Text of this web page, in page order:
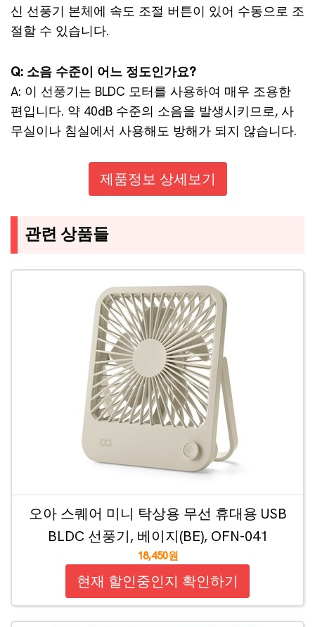
신 선풍기 본체에 속도 조절 버튼이 있어 수동으로 조
절할 수 있습니다.
Q: 소음 수준이 어느 정도인가요?
A: 이 선풍기는 BLDC 모터를 사용하여 매우 조용한
편입니다. 약 40dB 수준의 소음을 발생시키므로, 사
무실이나 침실에서 사용해도 방해가 되지 않습니다.
제품정보 상세보기
관련 상품들
오아 스퀘어 미니 탁상용 무선 휴대용 USB
BLDC 선풍기, 베이지(BE), OFN-041
18,450원
현재 할인중인지 확인하기